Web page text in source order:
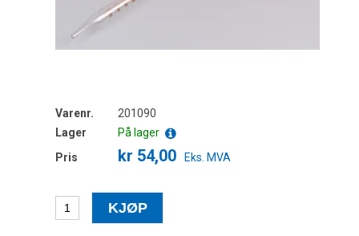
Varenr.
201090
Lager
På lager
Pris
kr 54,00 Eks. MVA